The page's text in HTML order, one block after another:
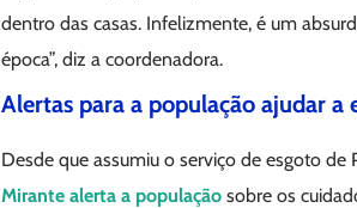
dentro das casas. Infelizmente, é um
época”, diz a coordenadora.
Alertas para a população ajudar a
Desde que assumiu o serviço de esgoto de
Mirante alerta a população sobre os